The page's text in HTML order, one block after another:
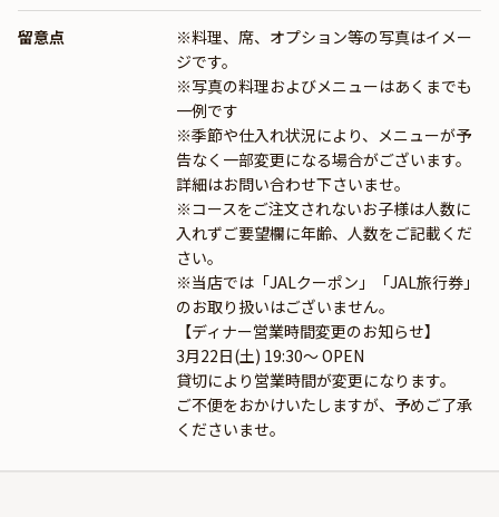
留意点
※料理、席、オプション等の写真はイメー
ジです。
※写真の料理およびメニューはあくまでも
一例です
※季節や仕入れ状況により、メニューが予
告なく一部変更になる場合がございます。
詳細はお問い合わせ下さいませ。
※コースをご注文されないお子様は人数に
入れずご要望欄に年齢、人数をご記載くだ
さい。
※当店では「JALクーポン」「JAL旅行券」
のお取り扱いはございません。
【ディナー営業時間変更のお知らせ】
3月22日(土) 19:30～ OPEN
貸切により営業時間が変更になります。
ご不便をおかけいたしますが、予めご了承
くださいませ。